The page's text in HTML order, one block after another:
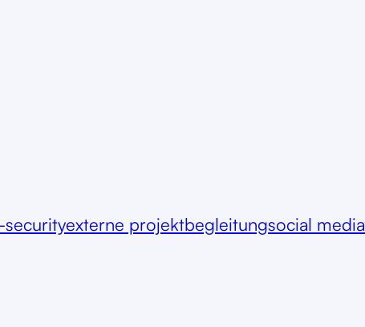
securityexterne projektbegleitungsocial media